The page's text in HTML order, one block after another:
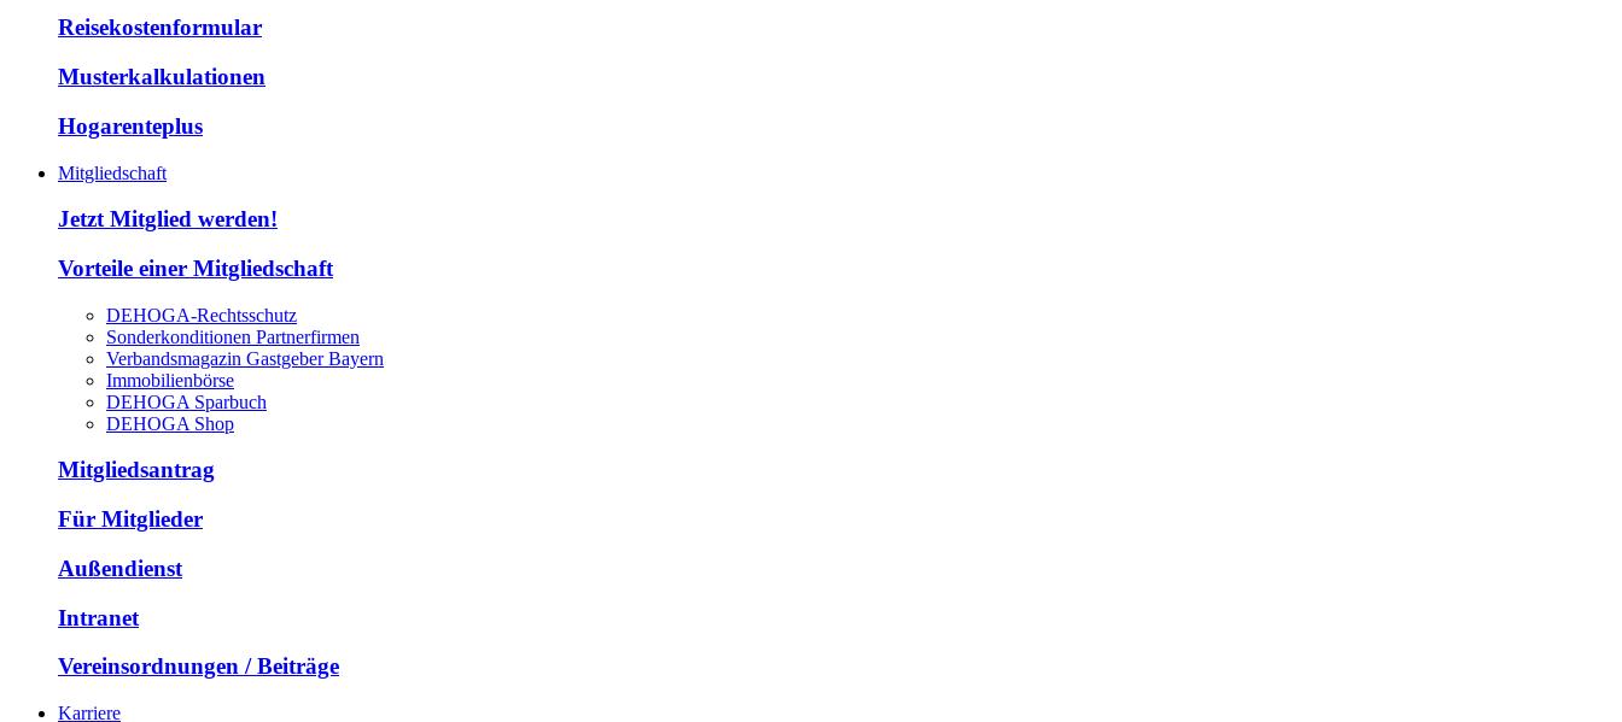
Reisekostenformular
Musterkalkulationen
Hogarenteplus
Mitgliedschaft
Jetzt Mitglied werden!
Vorteile einer Mitgliedschaft
DEHOGA-Rechtsschutz
Sonderkonditionen Partnerfirmen
Verbandsmagazin Gastgeber Bayern
Immobilienbörse
DEHOGA Sparbuch
DEHOGA Shop
Mitgliedsantrag
Für Mitglieder
Außendienst
Intranet
Vereinsordnungen / Beiträge
Karriere